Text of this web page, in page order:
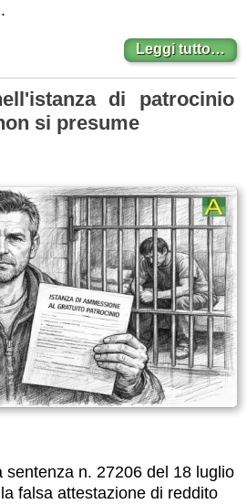
Leggi tutto…
di patrocinio
si presume
sentenza n. 27206 del 18 luglio
falsa attestazione di reddito